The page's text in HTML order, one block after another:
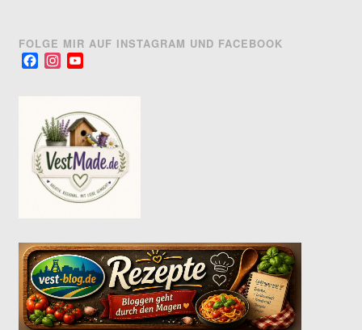
FOLGE MIR AUF INSTAGRAM UND FACEBOOK
FacebookInstagram